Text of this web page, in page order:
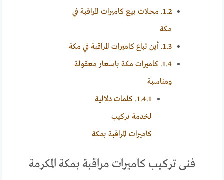
1.2. محلات بيع كاميرات المراقبة في
مكة
1.3. أين تباع كاميرات المراقبة في مكة
1.4. كاميرات مكة باسعار معقولة
ومناسبة
1.4.1. كلمات دلالية
لخدمة تركيب
كاميرات المراقبة بمكة
فنى تركيب كاميرات مراقبة بمكة المكرمة